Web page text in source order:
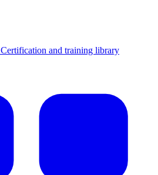
Certification and training library